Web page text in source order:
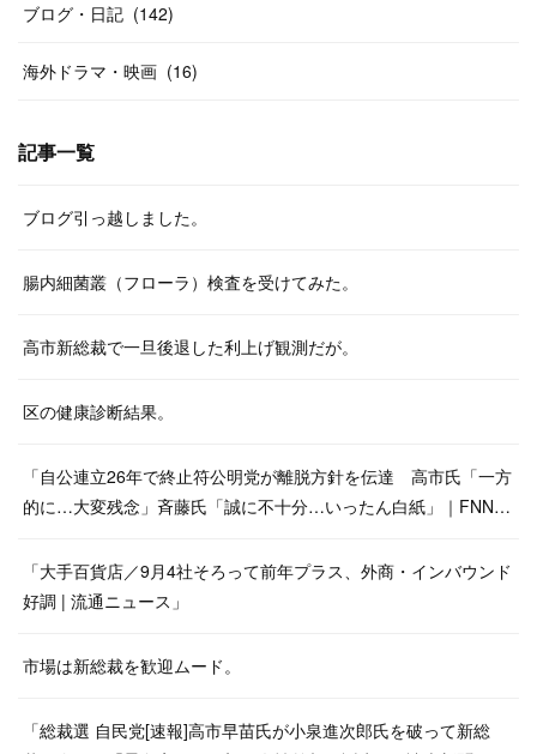
ブログ・日記 (142)
海外ドラマ・映画 (16)
記事一覧
ブログ引っ越しました。
腸内細菌叢（フローラ）検査を受けてみた。
高市新総裁で一旦後退した利上げ観測だが。
区の健康診断結果。
「自公連立26年で終止符公明党が離脱方針を伝達 高市氏「一方
的に…大変残念」斉藤氏「誠に不十分…いったん白紙」｜FNN…
「大手百貨店／9月4社そろって前年プラス、外商・インバウンド
好調 | 流通ニュース」
市場は新総裁を歓迎ムード。
「総裁選 自民党[速報]高市早苗氏が小泉進次郎氏を破って新総